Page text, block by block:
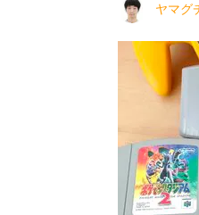
ヤマグ